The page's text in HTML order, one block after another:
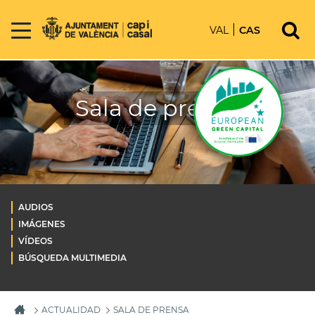
VAL CAS
Sala de prensa
AUDIOS
IMÁGENES
VÍDEOS
BÚSQUEDA MULTIMEDIA
ACTUALIDAD SALA DE PRENSA